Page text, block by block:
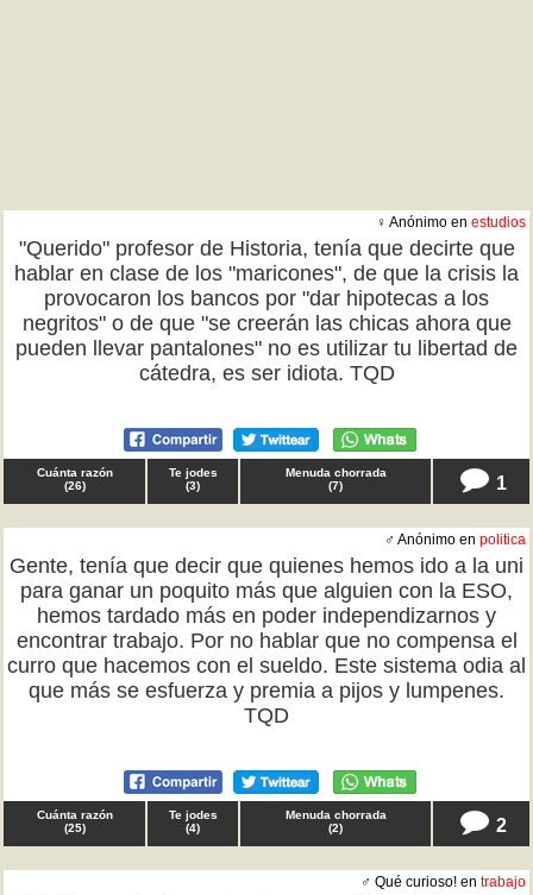
♀ Anónimo en estudios
"Querido" profesor de Historia, tenía que decirte que
hablar en clase de los "maricones", de que la crisis la
provocaron los bancos por "dar hipotecas a los
negritos" o de que "se creerán las chicas ahora que
pueden llevar pantalones" no es utilizar tu libertad de
cátedra, es ser idiota. TQD
Cuánta razón
(26)
Te jodes
(3)
Menuda chorrada
(7) 1
♂ Anónimo en politica
Gente, tenía que decir que quienes hemos ido a la uni
para ganar un poquito más que alguien con la ESO,
hemos tardado más en poder independizarnos y
encontrar trabajo. Por no hablar que no compensa el
curro que hacemos con el sueldo. Este sistema odia al
que más se esfuerza y premia a pijos y lumpenes.
TQD
Cuánta razón
(25)
Te jodes
(4)
Menuda chorrada
(2) 2
♂ Qué curioso! en trabajo